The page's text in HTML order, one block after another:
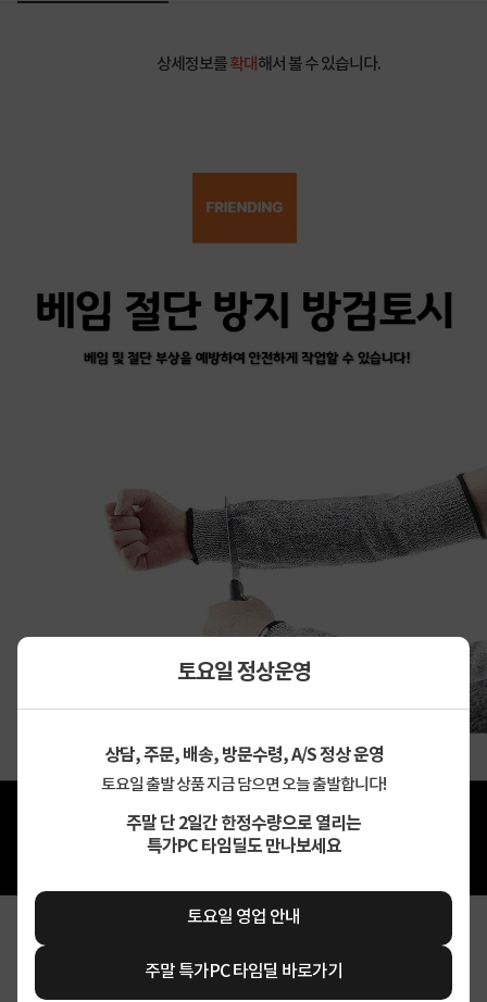
토요일 정상운영
상담, 주문, 배송, 방문수령, A/S 정상 운영
토요일 출발 상품 지금 담으면 오늘 출발합니다!
주말 단 2일간 한정수량으로 열리는
특가PC 타임딜도 만나보세요
토요일 영업 안내
주말 특가PC 타임딜 바로가기
상세정보를확대해서 볼 수 있습니다.